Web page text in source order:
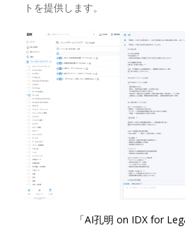
トを提供します。
「AI孔明 on IDX for